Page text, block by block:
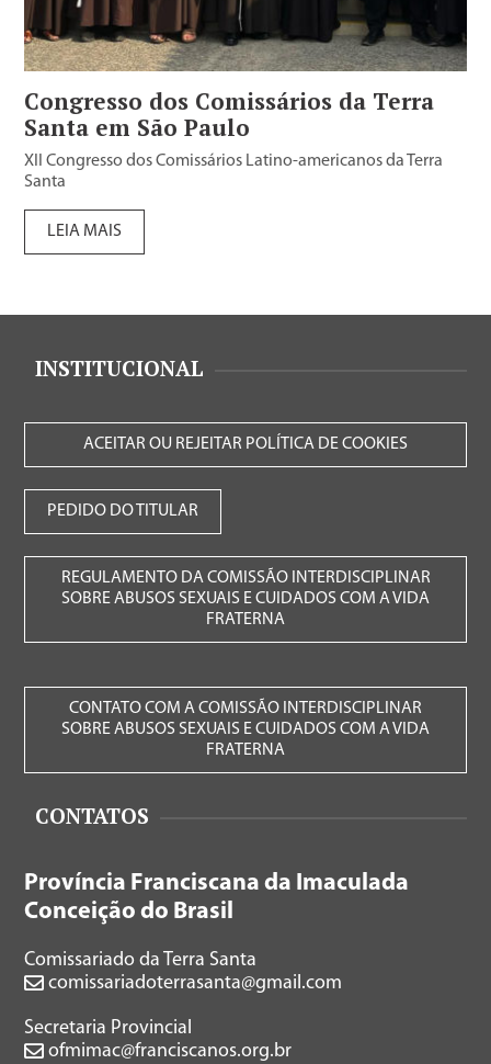
Congresso dos Comissários da Terra
Santa em São Paulo
XII Congresso dos Comissários Latino-americanos da Terra
Santa
LEIA MAIS
INSTITUCIONAL
ACEITAR OU REJEITAR POLÍTICA DE COOKIES
PEDIDO DO TITULAR
REGULAMENTO DA COMISSÃO INTERDISCIPLINAR
SOBRE ABUSOS SEXUAIS E CUIDADOS COM A VIDA
FRATERNA
CONTATO COM A COMISSÃO INTERDISCIPLINAR
SOBRE ABUSOS SEXUAIS E CUIDADOS COM A VIDA
FRATERNA
CONTATOS
Província Franciscana da Imaculada
Conceição do Brasil
Comissariado da Terra Santa
comissariadoterrasanta@gmail.com
Secretaria Provincial
ofmimac@franciscanos.org.br